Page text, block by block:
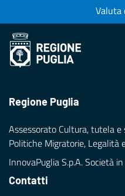
Valuta
Regione Puglia
Assessorato Cultura, tutela
Politiche Migratorie, Legalità
InnovaPuglia S.p.A. Società
Contatti